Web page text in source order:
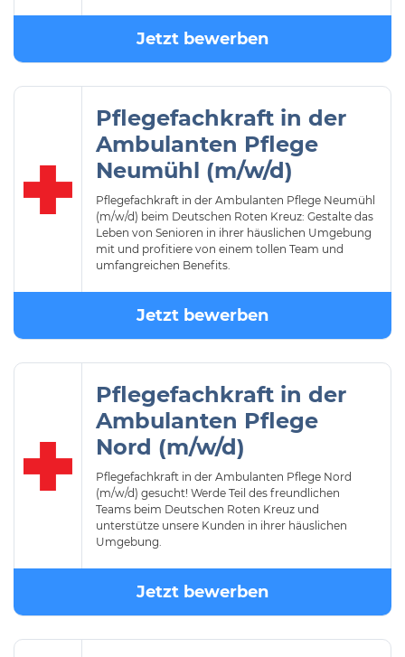
Jetzt bewerben
Pflegefachkraft in der
Ambulanten Pflege
Neumühl (m/w/d)
Pflegefachkraft in der Ambulanten Pflege Neumühl
(m/w/d) beim Deutschen Roten Kreuz: Gestalte das
Leben von Senioren in ihrer häuslichen Umgebung
mit und profitiere von einem tollen Team und
umfangreichen Benefits.
Jetzt bewerben
Pflegefachkraft in der
Ambulanten Pflege
Nord (m/w/d)
Pflegefachkraft in der Ambulanten Pflege Nord
(m/w/d) gesucht! Werde Teil des freundlichen
Teams beim Deutschen Roten Kreuz und
unterstütze unsere Kunden in ihrer häuslichen
Umgebung.
Jetzt bewerben